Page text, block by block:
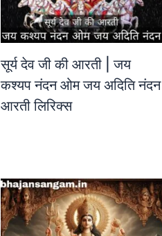
सूर्य देव जी की आरती | जय
कश्यप नंदन ओम जय अदिति नंदन
आरती लिरिक्स